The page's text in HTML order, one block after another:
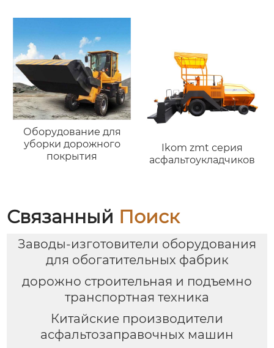
битума
Оборудование для
уборки дорожного
покрытия
Ikom zmt серия
асфальтоукладчиков
Связанный Поиск
Заводы-изготовители оборудования
для обогатительных фабрик
дорожно строительная и подъемно
транспортная техника
Китайские производители
асфальтозаправочных машин